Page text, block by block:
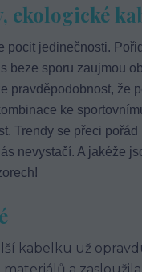
ekologické
pocit jedinečnosti.
beze sporu zaujmou
pravděpodobnost, že
ke
Trendy se přeci
nevystačí. A jakéže
kabelku už